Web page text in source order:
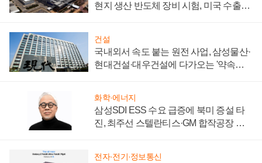
현지 생산 반도체 장비 시험, 미국 수출통
건설
국내외서 속도 붙는 원전 사업, 삼성물산·
현대건설·대우건설에 다가오는 '약속의
화학·에너지
삼성SDI ESS 수요 급증에 북미 증설 타
진, 최주선 스텔란티스·GM 합작공장 건
전자·전기·정보통신